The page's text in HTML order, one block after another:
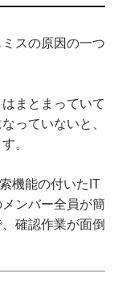
スの原因の一つ
まとまっていて
っていないと、
。
機能の付いたIT
ンバー全員が簡
確認作業が面倒